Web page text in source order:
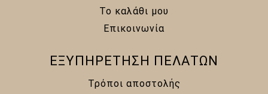
Το καλάθι μου
Επικοινωνία
ΕΞΥΠΗΡΕΤΗΣΗ ΠΕΛΑΤΩΝ
Τρόποι αποστολής